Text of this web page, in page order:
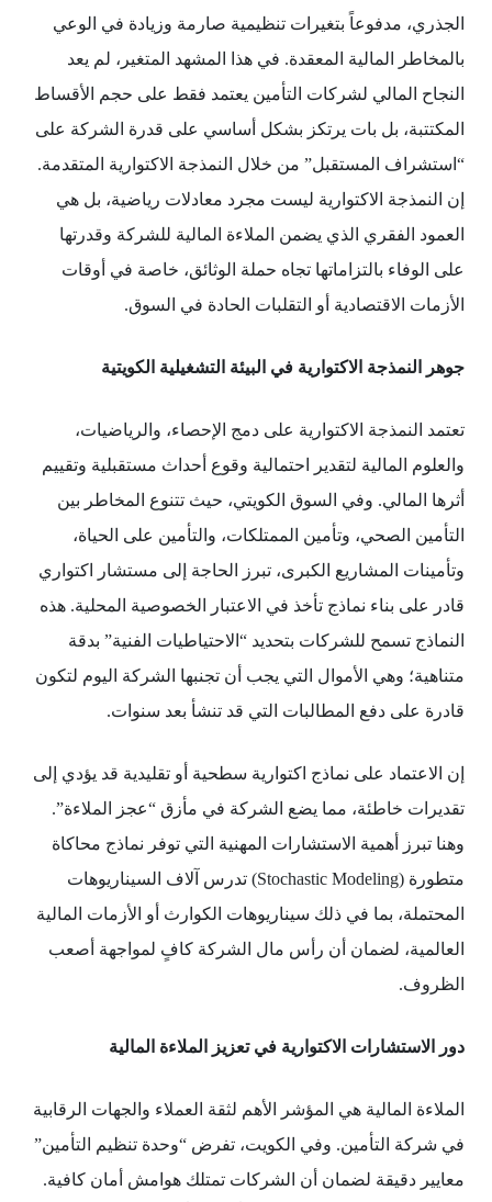
الجذري، مدفوعاً بتغيرات تنظيمية صارمة وزيادة في الوعي
بالمخاطر المالية المعقدة. في هذا المشهد المتغير، لم يعد
النجاح المالي لشركات التأمين يعتمد فقط على حجم الأقساط
المكتتبة، بل بات يرتكز بشكل أساسي على قدرة الشركة على
“استشراف المستقبل” من خلال النمذجة الاكتوارية المتقدمة.
إن النمذجة الاكتوارية ليست مجرد معادلات رياضية، بل هي
العمود الفقري الذي يضمن الملاءة المالية للشركة وقدرتها
على الوفاء بالتزاماتها تجاه حملة الوثائق، خاصة في أوقات
الأزمات الاقتصادية أو التقلبات الحادة في السوق.
جوهر النمذجة الاكتوارية في البيئة التشغيلية الكويتية
تعتمد النمذجة الاكتوارية على دمج الإحصاء، والرياضيات،
والعلوم المالية لتقدير احتمالية وقوع أحداث مستقبلية وتقييم
أثرها المالي. وفي السوق الكويتي، حيث تتنوع المخاطر بين
التأمين الصحي، وتأمين الممتلكات، والتأمين على الحياة،
وتأمينات المشاريع الكبرى، تبرز الحاجة إلى مستشار اكتواري
قادر على بناء نماذج تأخذ في الاعتبار الخصوصية المحلية. هذه
النماذج تسمح للشركات بتحديد “الاحتياطيات الفنية” بدقة
متناهية؛ وهي الأموال التي يجب أن تجنبها الشركة اليوم لتكون
قادرة على دفع المطالبات التي قد تنشأ بعد سنوات.
إن الاعتماد على نماذج اكتوارية سطحية أو تقليدية قد يؤدي إلى
تقديرات خاطئة، مما يضع الشركة في مأزق “عجز الملاءة”.
وهنا تبرز أهمية الاستشارات المهنية التي توفر نماذج محاكاة
متطورة (Stochastic Modeling) تدرس آلاف السيناريوهات
المحتملة، بما في ذلك سيناريوهات الكوارث أو الأزمات المالية
العالمية، لضمان أن رأس مال الشركة كافٍ لمواجهة أصعب
الظروف.
دور الاستشارات الاكتوارية في تعزيز الملاءة المالية
الملاءة المالية هي المؤشر الأهم لثقة العملاء والجهات الرقابية
في شركة التأمين. وفي الكويت، تفرض “وحدة تنظيم التأمين”
معايير دقيقة لضمان أن الشركات تمتلك هوامش أمان كافية.